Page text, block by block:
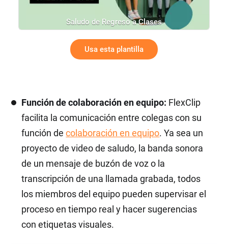
Saludo de Regreso a Clases
Usa esta plantilla
Función de colaboración en equipo: FlexClip
facilita la comunicación entre colegas con su
función decolaboración en equipo. Ya sea un
proyecto de video de saludo, la banda sonora
de un mensaje de buzón de voz o la
transcripción de una llamada grabada, todos
los miembros del equipo pueden supervisar el
proceso en tiempo real y hacer sugerencias
con etiquetas visuales.